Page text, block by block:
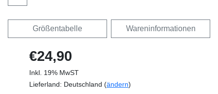
Größentabelle Wareninformationen
€24,90
Inkl. 19% MwST
Lieferland: Deutschland (ändern)